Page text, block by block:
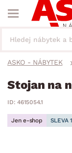
ASKO - NÁBYTEK
Stojan na
ID: 4615054.1
Jen e-shop SLEVA